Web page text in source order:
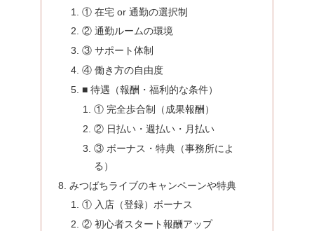
① 在宅 or 通勤の選択制
② 通勤ルームの環境
③ サポート体制
④ 働き方の自由度
■ 待遇（報酬・福利的な条件）
① 完全歩合制（成果報酬）
② 日払い・週払い・月払い
③ ボーナス・特典（事務所によ
る）
みつばちライブのキャンペーンや特典
① 入店（登録）ボーナス
② 初心者スタート報酬アップ